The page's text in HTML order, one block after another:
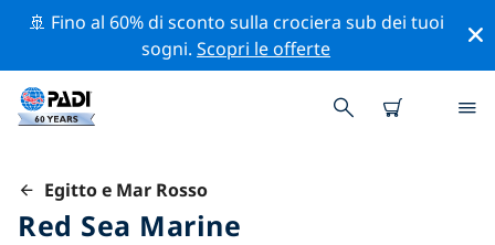
🚢 Fino al 60% di sconto sulla crociera sub dei tuoi
sogni.Scopri le offerte
Egitto e Mar Rosso
Red Sea Marine